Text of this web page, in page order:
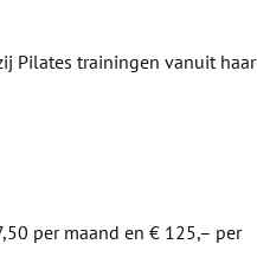
Pilates trainingen vanuit haar
per maand en € 125,– per